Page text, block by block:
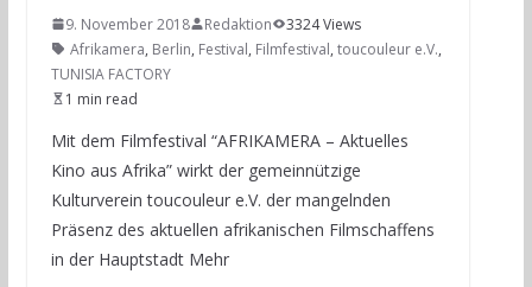
9. November 2018 Redaktion
3324 Views
Afrikamera, Berlin, Festival, Filmfestival, toucouleur e.V.,
TUNISIA FACTORY
1 min read
Mit dem Filmfestival “AFRIKAMERA – Aktuelles
Kino aus Afrika” wirkt der gemeinnützige
Kulturverein toucouleur e.V. der mangelnden
Präsenz des aktuellen afrikanischen Filmschaffens
in der Hauptstadt Mehr